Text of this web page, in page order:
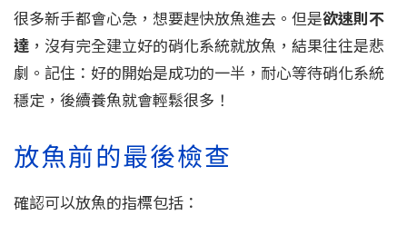
很多新手都會心急，想要趕快放魚進去。但是欲速則不
達 ，沒有完全建立好的硝化系統就放魚，結果往往是悲
劇。記住：好的開始是成功的一半，耐心等待硝化系統
穩定，後續養魚就會輕鬆很多！
放魚前的最後檢查
確認可以放魚的指標包括：